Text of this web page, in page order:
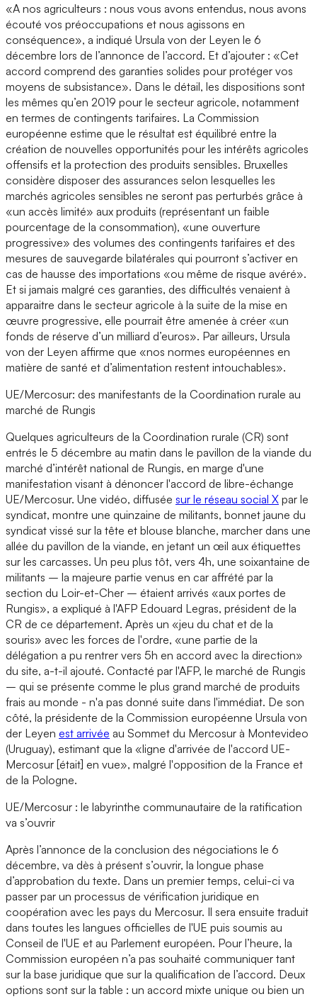
«A nos agriculteurs : nous vous avons entendus, nous avons
écouté vos préoccupations et nous agissons en
conséquence», a indiqué Ursula von der Leyen le 6
décembre lors de l’annonce de l’accord. Et d’ajouter : «Cet
accord comprend des garanties solides pour protéger vos
moyens de subsistance». Dans le détail, les dispositions sont
les mêmes qu’en 2019 pour le secteur agricole, notamment
en termes de contingents tarifaires. La Commission
européenne estime que le résultat est équilibré entre la
création de nouvelles opportunités pour les intérêts agricoles
offensifs et la protection des produits sensibles. Bruxelles
considère disposer des assurances selon lesquelles les
marchés agricoles sensibles ne seront pas perturbés grâce à
«un accès limité» aux produits (représentant un faible
pourcentage de la consommation), «une ouverture
progressive» des volumes des contingents tarifaires et des
mesures de sauvegarde bilatérales qui pourront s’activer en
cas de hausse des importations «ou même de risque avéré».
Et si jamais malgré ces garanties, des difficultés venaient à
apparaitre dans le secteur agricole à la suite de la mise en
œuvre progressive, elle pourrait être amenée à créer «un
fonds de réserve d’un milliard d’euros». Par ailleurs, Ursula
von der Leyen affirme que «nos normes européennes en
matière de santé et d’alimentation restent intouchables».
UE/Mercosur: des manifestants de la Coordination rurale au
marché de Rungis
Quelques agriculteurs de la Coordination rurale (CR) sont
entrés le 5 décembre au matin dans le pavillon de la viande du
marché d’intérêt national de Rungis, en marge d'une
manifestation visant à dénoncer l'accord de libre-échange
UE/Mercosur. Une vidéo, diffusée sur le réseau social X par le
syndicat, montre une quinzaine de militants, bonnet jaune du
syndicat vissé sur la tête et blouse blanche, marcher dans une
allée du pavillon de la viande, en jetant un œil aux étiquettes
sur les carcasses. Un peu plus tôt, vers 4h, une soixantaine de
militants – la majeure partie venus en car affrété par la
section du Loir-et-Cher – étaient arrivés «aux portes de
Rungis», a expliqué à l'AFP Edouard Legras, président de la
CR de ce département. Après un «jeu du chat et de la
souris» avec les forces de l'ordre, «une partie de la
délégation a pu rentrer vers 5h en accord avec la direction»
du site, a-t-il ajouté. Contacté par l'AFP, le marché de Rungis
– qui se présente comme le plus grand marché de produits
frais au monde - n'a pas donné suite dans l'immédiat. De son
côté, la présidente de la Commission européenne Ursula von
der Leyen est arrivée au Sommet du Mercosur à Montevideo
(Uruguay), estimant que la «ligne d'arrivée de l'accord UE-
Mercosur [était] en vue», malgré l'opposition de la France et
de la Pologne.
UE/Mercosur : le labyrinthe communautaire de la ratification
va s’ouvrir
Après l’annonce de la conclusion des négociations le 6
décembre, va dès à présent s’ouvrir, la longue phase
d’approbation du texte. Dans un premier temps, celui-ci va
passer par un processus de vérification juridique en
coopération avec les pays du Mercosur. Il sera ensuite traduit
dans toutes les langues officielles de l'UE puis soumis au
Conseil de l'UE et au Parlement européen. Pour l’heure, la
Commission européen n’a pas souhaité communiquer tant
sur la base juridique que sur la qualification de l’accord. Deux
options sont sur la table : un accord mixte unique ou bien un